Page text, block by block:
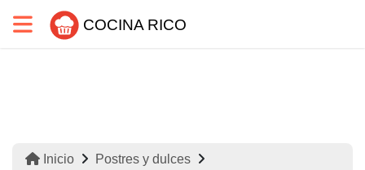
COCINA RICO
Inicio
Postres y dulces